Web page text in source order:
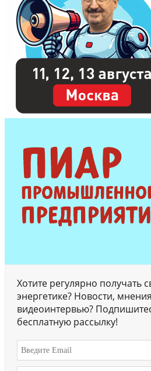
Хотите регулярно получать
энергетике? Новости,
видеоинтервью?
бесплатную рассылку!